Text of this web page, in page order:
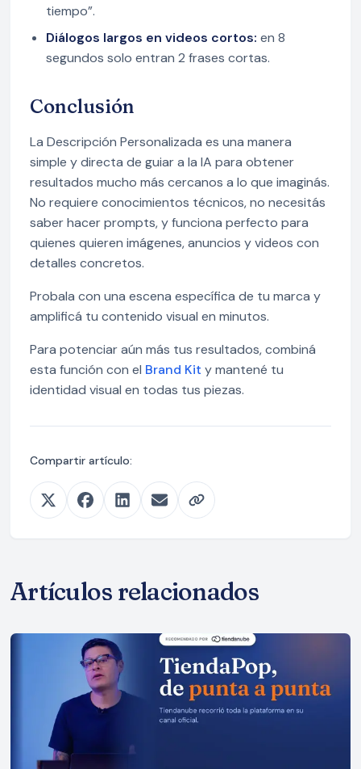
tiempo”.
Diálogos largos en videos cortos: en 8
segundos solo entran 2 frases cortas.
Conclusión
La Descripción Personalizada es una manera
simple y directa de guiar a la IA para obtener
resultados mucho más cercanos a lo que imaginás.
No requiere conocimientos técnicos, no necesitás
saber hacer prompts, y funciona perfecto para
quienes quieren imágenes, anuncios y videos con
detalles concretos.
Probala con una escena específica de tu marca y
amplificá tu contenido visual en minutos.
Para potenciar aún más tus resultados, combiná
esta función con el Brand Kit y mantené tu
identidad visual en todas tus piezas.
Compartir artículo:
Artículos relacionados